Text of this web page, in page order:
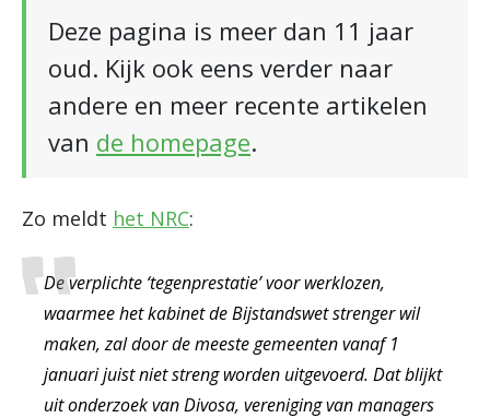
Deze pagina is meer dan 11 jaar
oud. Kijk ook eens verder naar
andere en meer recente artikelen
van de homepage.
Zo meldt het NRC:
De verplichte ‘tegenprestatie’ voor werklozen,
waarmee het kabinet de Bijstandswet strenger wil
maken, zal door de meeste gemeenten vanaf 1
januari juist niet streng worden uitgevoerd. Dat blijkt
uit onderzoek van Divosa, vereniging van managers